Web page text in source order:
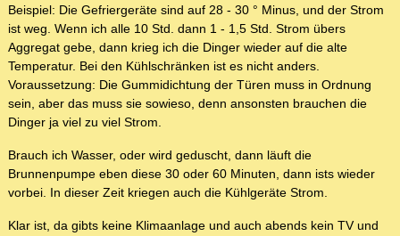
Beispiel: Die Gefriergeräte sind auf 28 - 30 ° Minus, und der Strom
ist weg. Wenn ich alle 10 Std. dann 1 - 1,5 Std. Strom übers
Aggregat gebe, dann krieg ich die Dinger wieder auf die alte
Temperatur. Bei den Kühlschränken ist es nicht anders.
Voraussetzung: Die Gummidichtung der Türen muss in Ordnung
sein, aber das muss sie sowieso, denn ansonsten brauchen die
Dinger ja viel zu viel Strom.
Brauch ich Wasser, oder wird geduscht, dann läuft die
Brunnenpumpe eben diese 30 oder 60 Minuten, dann ists wieder
vorbei. In dieser Zeit kriegen auch die Kühlgeräte Strom.
Klar ist, da gibts keine Klimaanlage und auch abends kein TV und